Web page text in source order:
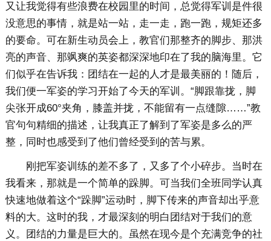
又让我觉得有些浪费在校园里的时间，总觉得军训是件很
没意思的事情，就是站一站，走一走，跑一跑，规矩还多
的要命。可在新生动员会上，教官们那整齐的脚步、那洪
亮的声音、那飒爽的英姿都深深地印在了我的脑海里。它
们似乎在告诉我：团结在一起的人才是最美丽的！随后，
我们便一军姿的学习开始了今天的军训。“脚跟靠拢，脚
尖张开成60°夹角，膝盖并拢，不能留有一点缝隙……”教
官句句精细的描述，让我真正了解到了军姿是多么的严
整，同时也感受到了他们曾经受到的苦与累。
刚把军姿训练的差不多了，又多了个小碎步。当时在
我看来，那就是一个简单的跺脚。可当我们全班同学认真
快速地做着这个“跺脚”运动时，脚下传来的声音却出乎意
料的大。这时的我，才最深刻的明白团结对于我们的意
义。团结的力量是巨大的。虽然在现今是个充满竞争的社